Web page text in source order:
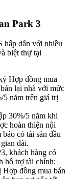
Park 3
hấp dẫn với nhiều
biệt thự tại
Hợp đồng mua
lại nhà với mức
5 năm trên giá trị
30%/5 năm khi
hoàn thiện nội
có tài sản đầu
dài.
khách hàng có
hỗ trợ tài chính:
đồng mua bán